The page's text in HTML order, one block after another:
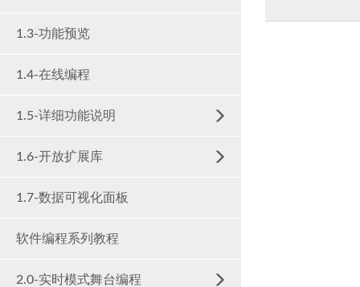
1.3-功能预览
1.4-在线编程
1.5-详细功能说明
1.6-开放扩展库
1.7-数据可视化面板
软件编程系列教程
2.0-实时模式舞台编程